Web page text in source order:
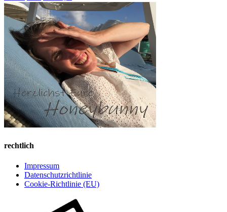
rechtlich
Impressum
Datenschutzrichtlinie
Cookie-Richtlinie (EU)